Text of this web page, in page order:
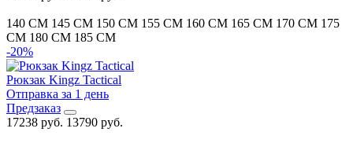
140 CM 145 CM 150 CM 155 CM 160 CM 165 CM 170 CM 175
CM 180 CM 185 CM
-20%
Рюкзак Kingz Tactical
Отправка за 1 день
Предзаказ
17238 руб. 13790 руб.